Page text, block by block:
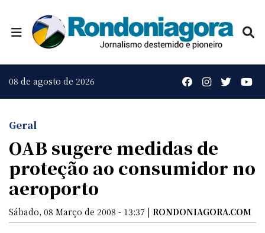
08 de agosto de 2026
Geral
OAB sugere medidas de
proteção ao consumidor no
aeroporto
Sábado, 08 Março de 2008 - 13:37 | RONDONIAGORA.COM